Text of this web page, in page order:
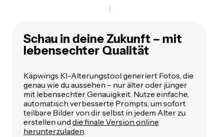
Schau in deine Zukunft – mit
lebensechter Qualität
Kapwings KI-Alterungstool generiert Fotos, die
genau wie du aussehen – nur älter oder jünger
mit lebensechter Genauigkeit. Nutze einfache,
automatisch verbesserte Prompts, um sofort
teilbare Bilder von dir selbst in jedem Alter zu
erstellen und die finale Version online
herunterzuladen.